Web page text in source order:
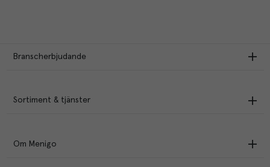
Branscherbjudande
Sortiment & tjänster
Om Menigo